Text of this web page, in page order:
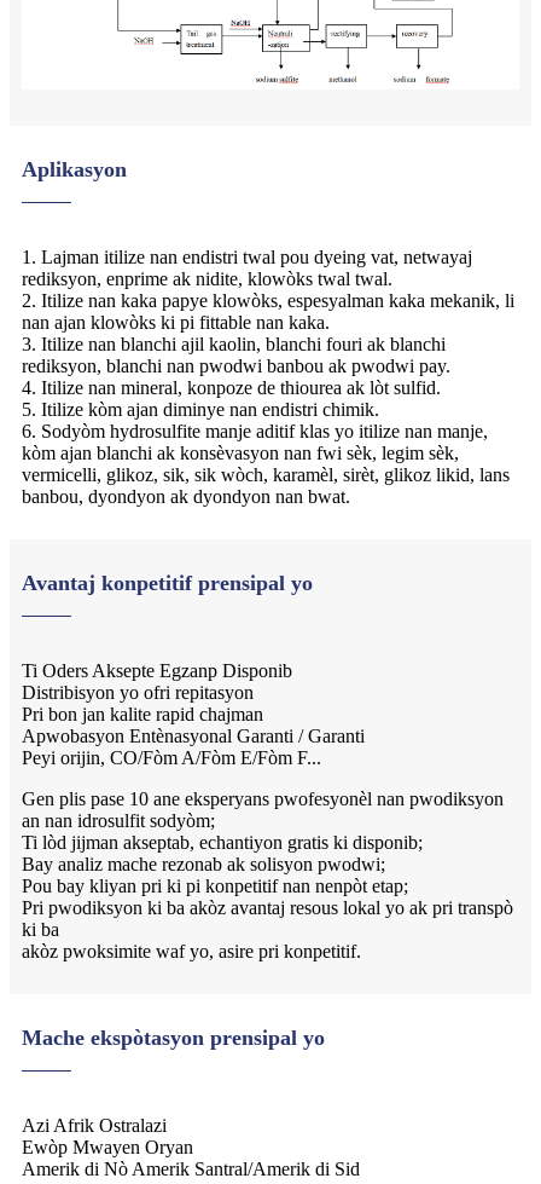
Aplikasyon
1. Lajman itilize nan endistri twal pou dyeing vat, netwayaj
rediksyon, enprime ak nidite, klowòks twal twal.
2. Itilize nan kaka papye klowòks, espesyalman kaka mekanik, li
nan ajan klowòks ki pi fittable nan kaka.
3. Itilize nan blanchi ajil kaolin, blanchi fouri ak blanchi
rediksyon, blanchi nan pwodwi banbou ak pwodwi pay.
4. Itilize nan mineral, konpoze de thiourea ak lòt sulfid.
5. Itilize kòm ajan diminye nan endistri chimik.
6. Sodyòm hydrosulfite manje aditif klas yo itilize nan manje,
kòm ajan blanchi ak konsèvasyon nan fwi sèk, legim sèk,
vermicelli, glikoz, sik, sik wòch, karamèl, sirèt, glikoz likid, lans
banbou, dyondyon ak dyondyon nan bwat.
Avantaj konpetitif prensipal yo
Ti Oders Aksepte Egzanp Disponib
Distribisyon yo ofri repitasyon
Pri bon jan kalite rapid chajman
Apwobasyon Entènasyonal Garanti / Garanti
Peyi orijin, CO/Fòm A/Fòm E/Fòm F...
Gen plis pase 10 ane eksperyans pwofesyonèl nan pwodiksyon
an nan idrosulfit sodyòm;
Ti lòd jijman akseptab, echantiyon gratis ki disponib;
Bay analiz mache rezonab ak solisyon pwodwi;
Pou bay kliyan pri ki pi konpetitif nan nenpòt etap;
Pri pwodiksyon ki ba akòz avantaj resous lokal yo ak pri transpò
ki ba
akòz pwoksimite waf yo, asire pri konpetitif.
Mache ekspòtasyon prensipal yo
Azi Afrik Ostralazi
Ewòp Mwayen Oryan
Amerik di Nò Amerik Santral/Amerik di Sid